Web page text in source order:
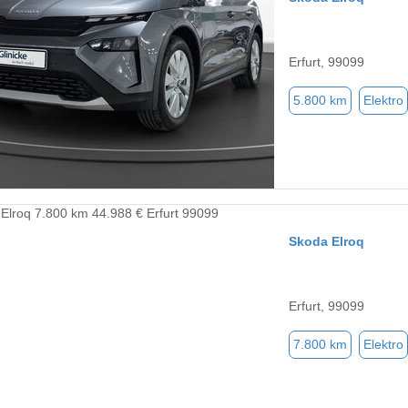
Erfurt, 99099
5.800 km Elektro
Skoda Elroq
Erfurt, 99099
7.800 km Elektro